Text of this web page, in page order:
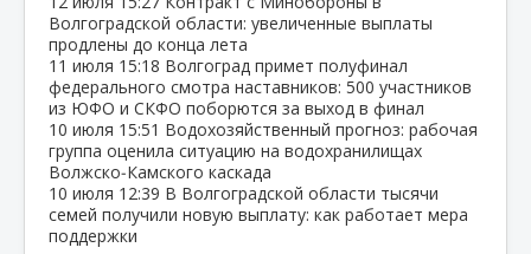
Волгоградской области: увеличенные выплаты
продлены до конца лета
11 июля 15:18 Волгоград примет полуфинал
федерального смотра наставников: 500 участников
из ЮФО и СКФО поборются за выход в финал
10 июля 15:51 Водохозяйственный прогноз: рабочая
группа оценила ситуацию на водохранилищах
Волжско‑Камского каскада
10 июля 12:39 В Волгоградской области тысячи
семей получили новую выплату: как работает мера
поддержки